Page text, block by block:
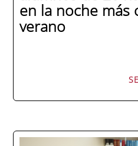
en la noche más
verano
La promoción 2025/